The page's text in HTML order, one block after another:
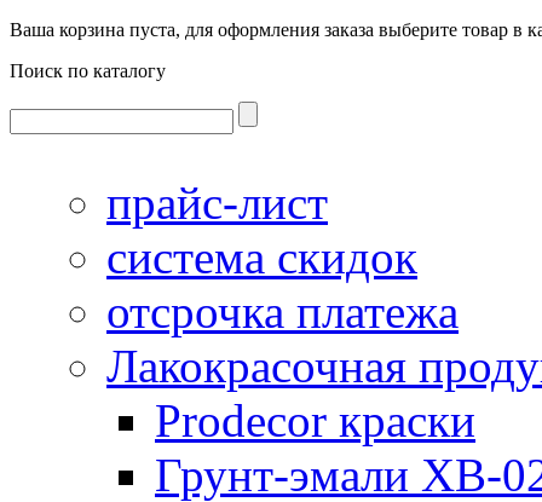
Ваша корзина пуста, для оформления заказа выберите товар в
Поиск по каталогу
прайс-лист
система скидок
отсрочка платежа
Лакокрасочная
Prodecor краски
Грунт-эмали ХВ-